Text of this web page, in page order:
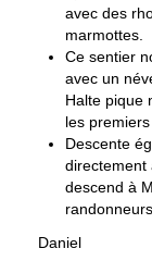
avec des
marmottes.
Ce sentier
avec un
Halte pique
les
Descente
directement
descend à
Daniel